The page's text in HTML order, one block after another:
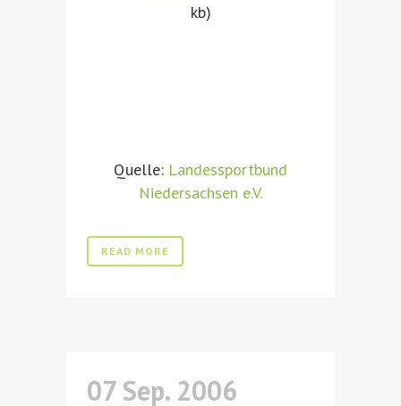
kb)
Quelle: Landessportbund
Niedersachsen e.V.
READ MORE
07 Sep. 2006